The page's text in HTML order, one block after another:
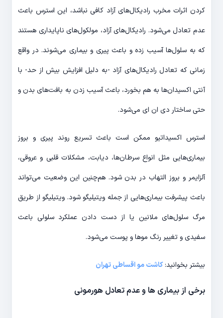
کردن اثرات مخرب رادیکال‌های آزاد کافی نباشد، این استرس باعث
عدم تعادل می‌شود. رادیکال‌های آزاد، مولکول‌های ناپایداری هستند
که به سلول‌ها آسیب زده و باعث پیری و بیماری می‌شوند. در واقع
زمانی که تعادل رادیکال‌های آزاد -به دلیل افزایش بیش از حد- با
آنتی اکسیدان‌ها به هم بخورد، باعث آسیب زدن به بافت‌های بدن و
حتی ساختار دی ان ای می‌شود.
استرس اکسیداتیو ممکن است باعث تسریع روند پیری و بروز
بیماری‌هایی مثل انواع سرطان‌ها، دیابت، مشکلات قلبی و عروقی،
آلزایمر و بروز التهاب در بدن شود. هم‌چنین این وضعیت می‌تواند
باعث پیشرفت بیماری‌هایی از جمله ویتیلیگو شود. ویتیلیگو از طریق
مرگ سلول‌های ملانین یا از دست دادن عملکرد سلولی باعث
سفیدی و تغییر رنگ موها و پوست می‌شود.
بیشتر بخوانید:کاشت مو اقساطی تهران
برخی از بیماری ‌ها و عدم تعادل هورمونی